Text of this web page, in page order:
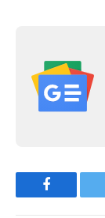
Facebook